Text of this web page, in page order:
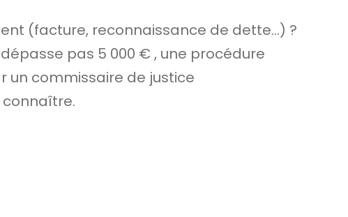
(facture, reconnaissance de dette…) ?
pas 5 000 € , une procédure
commissaire de justice